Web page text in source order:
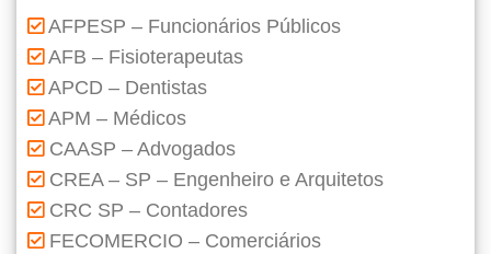
AFPESP – Funcionários Públicos
AFB – Fisioterapeutas
APCD – Dentistas
APM – Médicos
CAASP – Advogados
CREA – SP – Engenheiro e Arquitetos
CRC SP – Contadores
FECOMERCIO – Comerciários